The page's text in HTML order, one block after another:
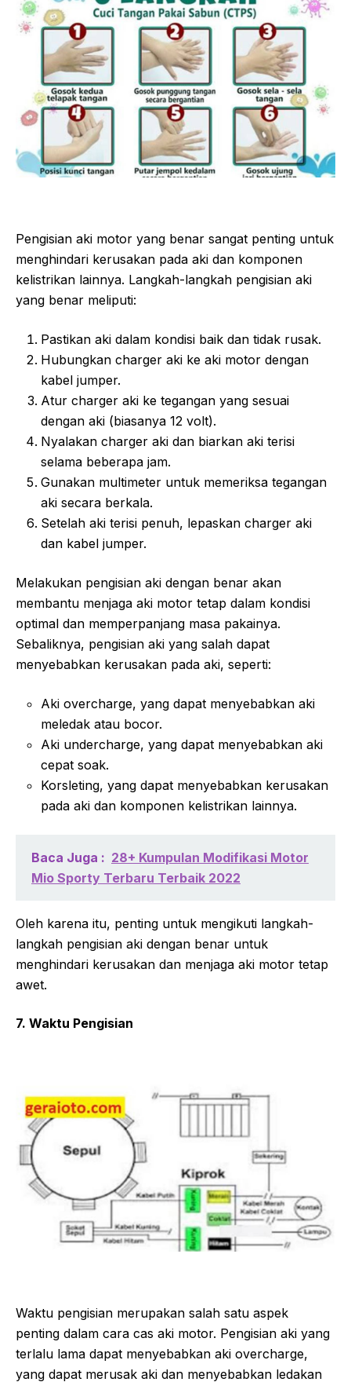
Pengisian aki motor yang benar sangat penting untuk
menghindari kerusakan pada aki dan komponen
kelistrikan lainnya. Langkah-langkah pengisian aki
yang benar meliputi:
Pastikan aki dalam kondisi baik dan tidak rusak.
Hubungkan charger aki ke aki motor dengan
kabel jumper.
Atur charger aki ke tegangan yang sesuai
dengan aki (biasanya 12 volt).
Nyalakan charger aki dan biarkan aki terisi
selama beberapa jam.
Gunakan multimeter untuk memeriksa tegangan
aki secara berkala.
Setelah aki terisi penuh, lepaskan charger aki
dan kabel jumper.
Melakukan pengisian aki dengan benar akan
membantu menjaga aki motor tetap dalam kondisi
optimal dan memperpanjang masa pakainya.
Sebaliknya, pengisian aki yang salah dapat
menyebabkan kerusakan pada aki, seperti:
Aki overcharge, yang dapat menyebabkan aki
meledak atau bocor.
Aki undercharge, yang dapat menyebabkan aki
cepat soak.
Korsleting, yang dapat menyebabkan kerusakan
pada aki dan komponen kelistrikan lainnya.
Baca Juga : 28+ Kumpulan Modifikasi Motor
Mio Sporty Terbaru Terbaik 2022
Oleh karena itu, penting untuk mengikuti langkah-
langkah pengisian aki dengan benar untuk
menghindari kerusakan dan menjaga aki motor tetap
awet.
7. Waktu Pengisian
Waktu pengisian merupakan salah satu aspek
penting dalam cara cas aki motor. Pengisian aki yang
terlalu lama dapat menyebabkan aki overcharge,
yang dapat merusak aki dan menyebabkan ledakan